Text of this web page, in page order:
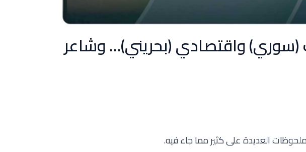
واقتصادي (بحريني)… وشاعر
العديدة على كثير مما جاء فيه.